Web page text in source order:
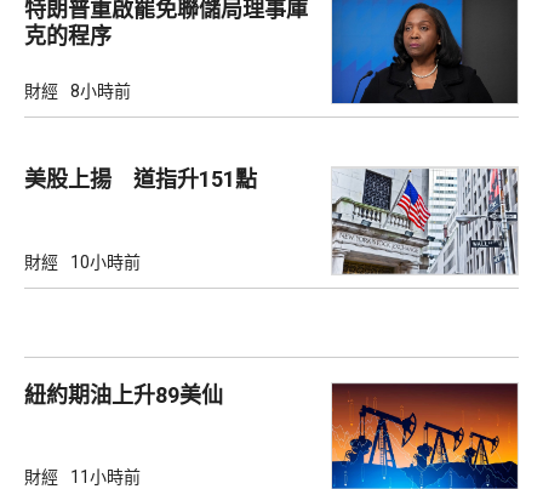
特朗普重啟罷免聯儲局理事庫
克的程序
財經 8小時前
美股上揚 道指升151點
財經 10小時前
紐約期油上升89美仙
財經 11小時前